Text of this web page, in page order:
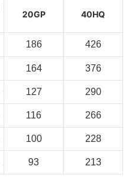
20GP 40HQ
186 426
164 376
127 290
116 266
100 228
93 213